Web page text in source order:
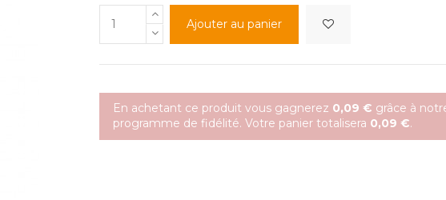
Ajouter au panier
En achetant ce produit vous gagnerez 0,09 € grâce à
programme de fidélité. Votre panier totalisera 0,09 €.